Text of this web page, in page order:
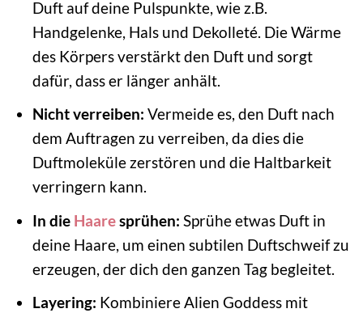
Duft auf deine Pulspunkte, wie z.B.
Handgelenke, Hals und Dekolleté. Die Wärme
des Körpers verstärkt den Duft und sorgt
dafür, dass er länger anhält.
Nicht verreiben: Vermeide es, den Duft nach
dem Auftragen zu verreiben, da dies die
Duftmoleküle zerstören und die Haltbarkeit
verringern kann.
In die Haaresprühen: Sprühe etwas Duft in
deine Haare, um einen subtilen Duftschweif zu
erzeugen, der dich den ganzen Tag begleitet.
Layering: Kombiniere Alien Goddess mit